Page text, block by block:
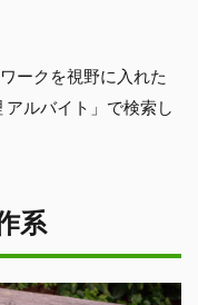
ークを視野に入れた
ルバイト」で検索し
系